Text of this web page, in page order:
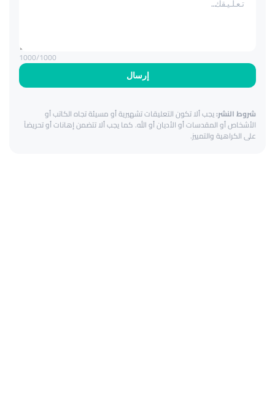
إرسال
1000/1000
شروط النشر:يجب ألا تكون التعليقات تشهيرية أو مسيئة تجاه الكاتب أو
الأشخاص أو المقدسات أو الأديان أو الله. كما يجب ألا تتضمن إهانات أو تحريضاً
على الكراهية والتمييز.